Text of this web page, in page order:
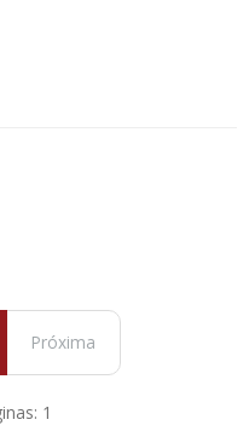
Próxima
1